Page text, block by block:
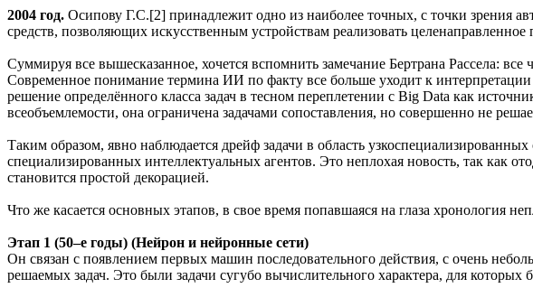
2004 год. Осипову Г.С.[2] принадлежит одно из наиболее точных, с точки зрения
средств, позволяющих искусственным устройствам реализовать
Суммируя все вышесказанное, хочется вспомнить замечание Бертрана Рассела:
Современное понимание термина ИИ по факту все больше уходит к
решение определённого класса задач в тесном переплетении с Big Data как
всеобъемлемости, она ограничена задачами сопоставления, но совершенно не
Таким образом, явно наблюдается дрейф задачи в область
специализированных интеллектуальных агентов. Это неплохая новость, так как
становится простой декорацией.
Что же касается основных этапов, в свое время попавшаяся на глаза хронология
Этап 1 (50–е годы) (Нейрон и нейронные сети)
Он связан с появлением первых машин последовательного действия, с очень
решаемых задач. Это были задачи сугубо вычислительного характера, для